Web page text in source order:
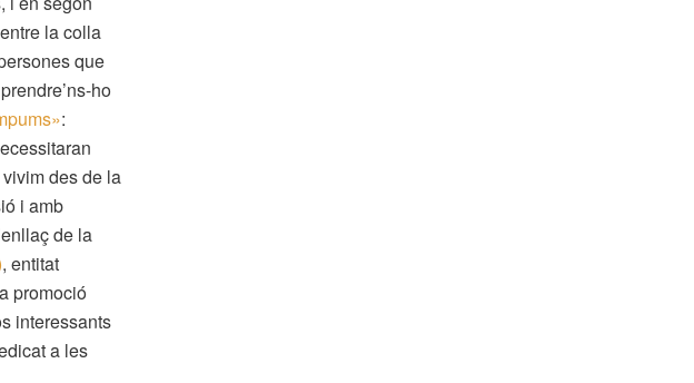
la colla
que
ho
:
des de la
i amb
de la
, entitat
promoció
interessants
a les